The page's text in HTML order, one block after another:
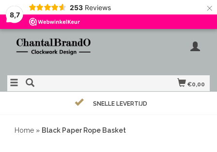
8,7
253 Reviews ×
€0,00
SNELLE LEVERTIJD
Home » Black Paper Rope Basket